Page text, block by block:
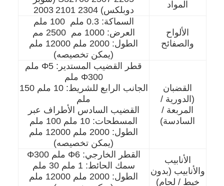
المواد
دوبلكس) 2304 2101
2003
الألواح
والصفائح
السماكة: 0.3 ملم ️ 100 ملم
العرض: 1000 مم ️ 2500 مم
الطول: 2000 ملم 12000 ملم
(يمكن تخصيصه)
القضبان
(الدورية /
المربعة /
السادسة)
قطر القضيب المستدير: Φ5 ملم
Φ300 ملم
الجانب الرابع للشريط: 10 ملم 150
ملم
القضيب السادس الأطراف عبر
المسطحات: 10 ملم 100 ملم
الطول: 2000 ملم 12000 ملم
(يمكن تخصيصه)
الأنابيب
والأنابيب (بدون
خيط / لحام)
القطر الخارجي: Φ6 ملم Φ300
سمك الحائط: 1 ملم 30 ملم
الطول: 2000 ملم 12000 ملم